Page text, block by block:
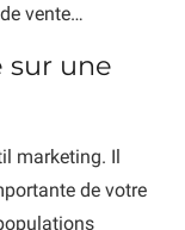
vente…
sur une
marketing. Il
de votre